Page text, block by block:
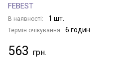
FEBEST
В наявності: 1 шт.
Термін очікування: 6 годин
563